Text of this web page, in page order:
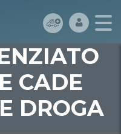
CADE
DROGA